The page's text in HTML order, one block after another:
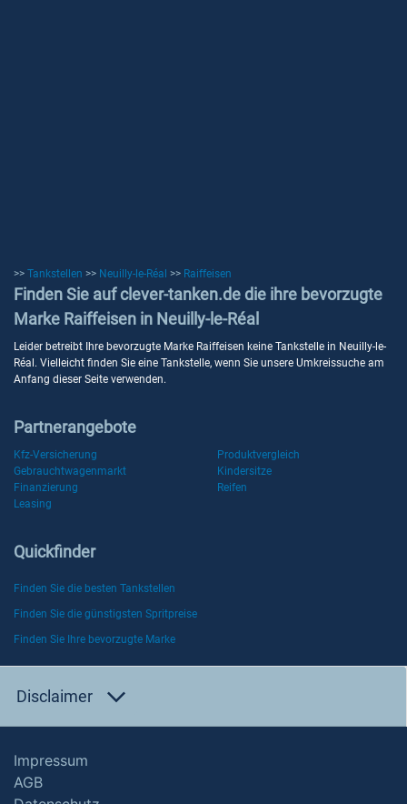
>> Tankstellen >> Neuilly-le-Réal >> Raiffeisen
Finden Sie auf clever-tanken.de die ihre bevorzugte
Marke Raiffeisen in Neuilly-le-Réal
Leider betreibt Ihre bevorzugte Marke Raiffeisen keine Tankstelle in Neuilly-le-
Réal. Vielleicht finden Sie eine Tankstelle, wenn Sie unsere Umkreissuche am
Anfang dieser Seite verwenden.
Partnerangebote
Kfz-Versicherung
Produktvergleich
Gebrauchtwagenmarkt
Kindersitze
Finanzierung
Reifen
Leasing
Quickfinder
Finden Sie die besten Tankstellen
Finden Sie die günstigsten Spritpreise
Finden Sie Ihre bevorzugte Marke
Disclaimer
Impressum
AGB